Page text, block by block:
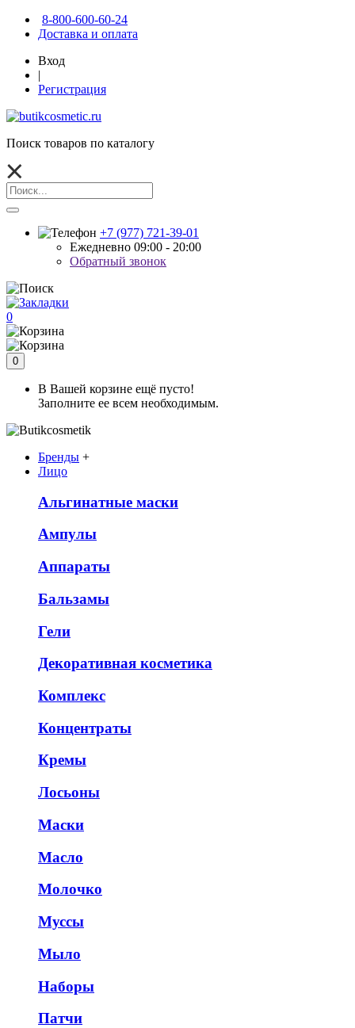
8-800-600-60-24
Доставка и оплата
Вход
|
Регистрация
Поиск товаров по каталогу
+7 (977) 721-39-01
Ежедневно 09:00 - 20:00
Обратный звонок
0
0
В Вашей корзине ещё пусто!
Заполните ее всем необходимым.
Бренды +
Лицо
Альгинатные маски
Ампулы
Аппараты
Бальзамы
Гели
Декоративная косметика
Комплекс
Концентраты
Кремы
Лосьоны
Маски
Масло
Молочко
Муссы
Мыло
Наборы
Патчи